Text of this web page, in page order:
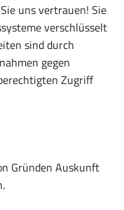
uns vertrauen! Sie
verschlüsselt
sind durch
gegen
Zugriff
Gründen Auskunft